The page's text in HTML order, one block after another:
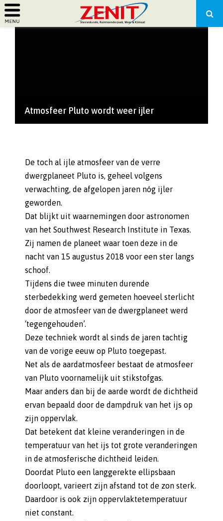
PRIMARY
Atmosfeer Pluto wordt weer ijler
De toch al ijle atmosfeer van de verre
dwergplaneet Pluto is, geheel volgens
verwachting, de afgelopen jaren nóg ijler
geworden.
Dat blijkt uit waarnemingen door astronomen
van het Southwest Research Institute in Texas.
Zij namen de planeet waar toen deze in de
nacht van 15 augustus 2018 voor een ster langs
schoof.
Tijdens die twee minuten durende
sterbedekking werd gemeten hoeveel sterlicht
door de atmosfeer van de dwergplaneet werd
‘tegengehouden’.
Deze techniek wordt al sinds de jaren tachtig
van de vorige eeuw op Pluto toegepast.
Net als de aardatmosfeer bestaat de atmosfeer
van Pluto voornamelijk uit stikstofgas.
Maar anders dan bij de aarde wordt de dichtheid
ervan bepaald door de dampdruk van het ijs op
zijn oppervlak.
Dat betekent dat kleine veranderingen in de
temperatuur van het ijs tot grote veranderingen
in de atmosferische dichtheid leiden.
Doordat Pluto een langgerekte ellipsbaan
doorloopt, varieert zijn afstand tot de zon sterk.
Daardoor is ook zijn oppervlaktetemperatuur
niet constant.